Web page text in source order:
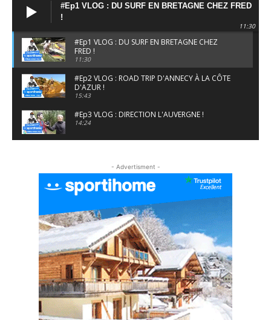
#Ep1 VLOG : DU SURF EN BRETAGNE CHEZ FRED
!
11:30
#Ep1 VLOG : DU SURF EN BRETAGNE CHEZ
FRED !
11:30
#Ep2 VLOG : ROAD TRIP D'ANNECY À LA CÔTE
D'AZUR !
15:43
#Ep3 VLOG : DIRECTION L'AUVERGNE !
14:24
#EP6 VLOG : SKI & RANDONNÉE DANS LES
ALPES
#EP7 VLOG : DE LA RAQUETTE EN PLEIN MILIEU
DU BEAUFORTAIN
04:09
#Ep8 VLOG : DÉCOUVERTE DU VERCORS ET DU
BASSIN GRENOBLOIS !
09:04
#Ep9 VLOG : UN SPORTIHOME CHEZ
SPORTIHOME !
07:21
- Advertisment -